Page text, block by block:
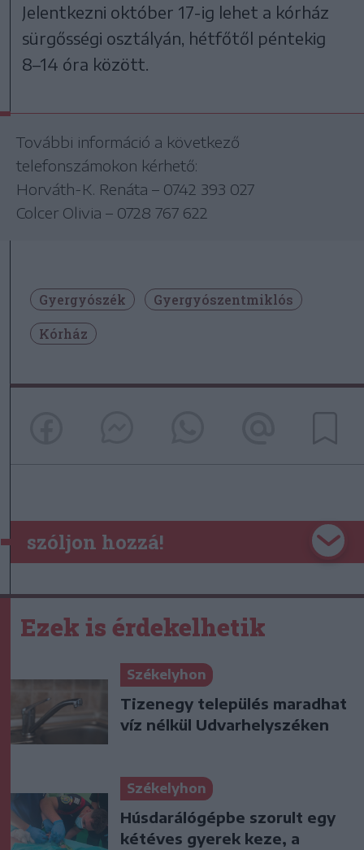
Jelentkezni október 17-ig lehet a kórház
sürgősségi osztályán, hétfőtől péntekig
8–14 óra között.
További információ a következő
telefonszámokon kérhető:
Horváth-K. Renáta – 0742 393 027
Colcer Olivia – 0728 767 622
Gyergyószék
Gyergyószentmiklós
Kórház
szóljon hozzá!
Ezek is érdekelhetik
Székelyhon
Tizenegy település maradhat
víz nélkül Udvarhelyszéken
Székelyhon
Húsdarálógépbe szorult egy
kétéves gyerek keze, a